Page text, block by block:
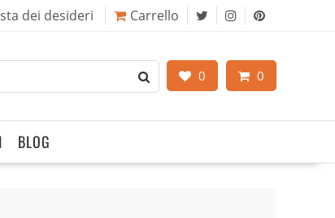
dei desideri Carrello
0 0
BLOG